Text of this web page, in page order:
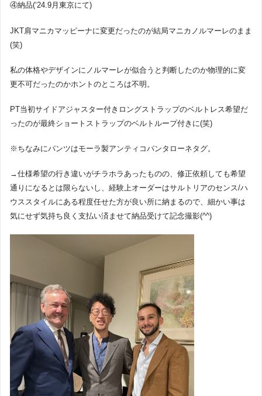
④納品(‘24.9月東京にて)
JKT肩マニカマッピーナに変更だったのが結局マニカノルマーレのまま
(笑)
私の体格やデザインにノルマーレが似合うと判断したのか物理的に変
更不可だったのかホントのところは不明。
PT当初サイドアジャスター付きロングストラップのベルトレス希望だ
ったのが最終ショートストラップのベルトループ付きに(笑)
※ちなみにパンツはモーラ製アンティコパンタローネタグ。
→仕様希望の行き違いがチラホラあったものの、修正依頼しても希望
通りになるとは限らないし、経験上オーダーはサルトリアのセンス/ハ
ウススタイルにある程度任せた方が良い所に納まるので、細かい事は
気にせず気持ち良く支払い済ませて納品受けて記念撮影(^^)